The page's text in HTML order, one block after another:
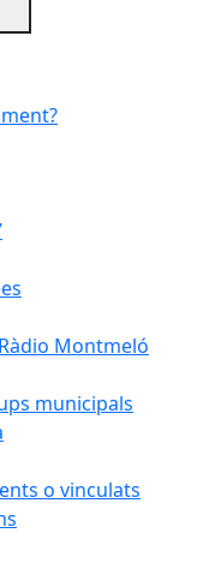
Montmeló
municipals
o vinculats